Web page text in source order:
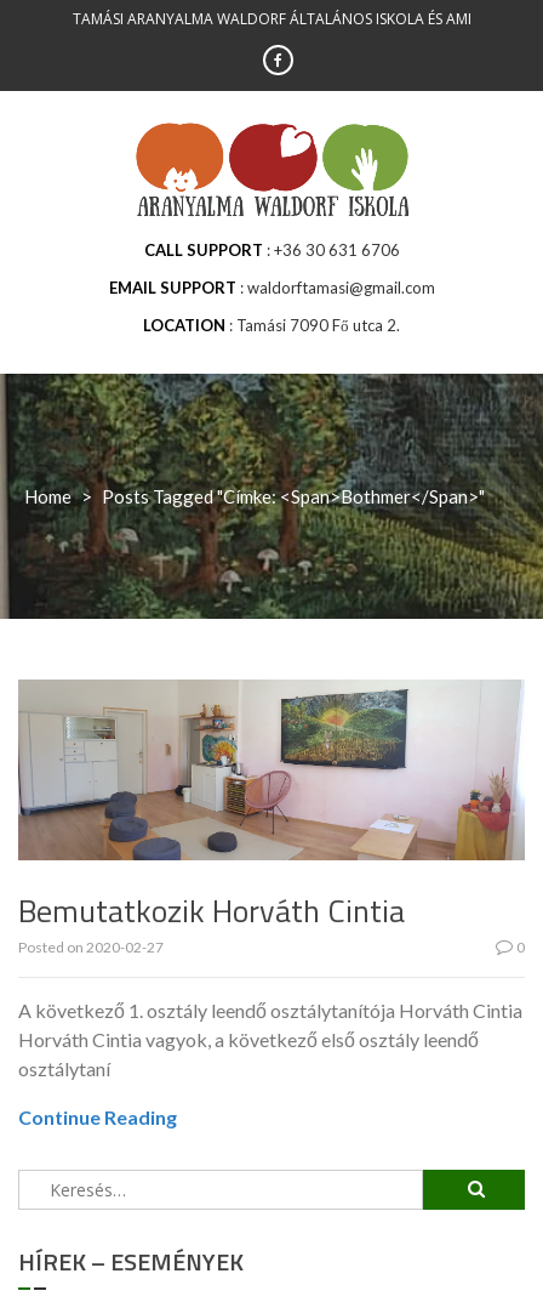
TAMÁSI ARANYALMA WALDORF ÁLTALÁNOS ISKOLA ÉS AMI
CALL SUPPORT
+36 30 631 6706
EMAIL SUPPORT
waldorftamasi@gmail.com
LOCATION
Tamási 7090 Fő utca 2.
Home > Posts Tagged "Címke: <span>bothmer</span>"
Bemutatkozik Horváth Cintia
Posted on 2020-02-27 0
A következő 1. osztály leendő osztálytanítója Horváth Cintia
Horváth Cintia vagyok, a következő első osztály leendő
osztálytaní
Continue Reading
Keresés:
HÍREK – ESEMÉNYEK